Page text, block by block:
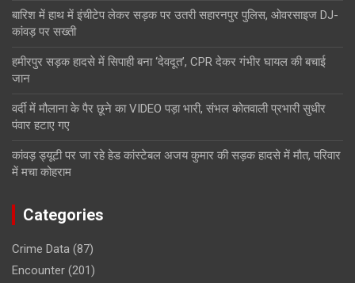
बारिश में हाथ में इंचीटेप लेकर सड़क पर उतरी सहारनपुर पुलिस, ओवरसाइज DJ-
कांवड़ पर सख्ती
हमीरपुर सड़क हादसे में सिपाही बना ‘देवदूत’, CPR देकर गंभीर घायल की बचाई
जान
वर्दी में मौलाना के पैर छूने का VIDEO पड़ा भारी, संभल कोतवाली प्रभारी सुधीर
पंवार हटाए गए
कांवड़ ड्यूटी पर जा रहे हेड कांस्टेबल अजय कुमार की सड़क हादसे में मौत, परिवार
में मचा कोहराम
Categories
Crime Data (87)
Encounter (201)